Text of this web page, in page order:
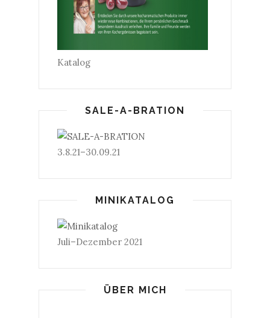
Katalog
SALE-A-BRATION
3.8.21–30.09.21
MINIKATALOG
Juli–Dezember 2021
ÜBER MICH